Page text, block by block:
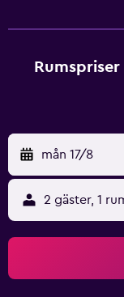
värdeskåp. På
kontinental
flygplats) ligger 5
mån 17/8
2 gäster, 1